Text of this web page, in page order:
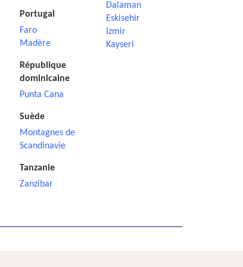
Portugal
Faro
Madère
République
dominicaine
Punta Cana
Suède
Montagnes de
Scandinavie
Tanzanie
Zanzibar
Dalaman
Eskisehir
Izmir
Kayseri